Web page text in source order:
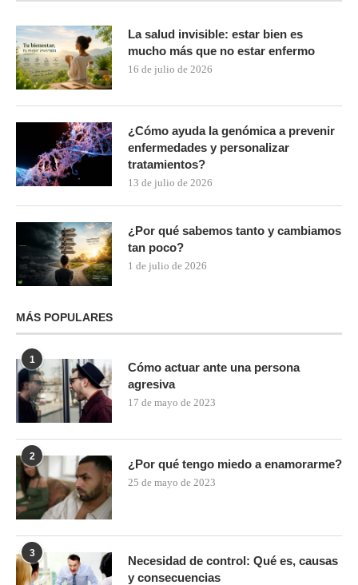
La salud invisible: estar bien es
mucho más que no estar enfermo
16 de julio de 2026
¿Cómo ayuda la genómica a prevenir
enfermedades y personalizar
tratamientos?
13 de julio de 2026
¿Por qué sabemos tanto y cambiamos
tan poco?
1 de julio de 2026
MÁS POPULARES
1
Cómo actuar ante una persona
agresiva
17 de mayo de 2023
2
¿Por qué tengo miedo a enamorarme?
25 de mayo de 2023
3
Necesidad de control: Qué es, causas
y consecuencias